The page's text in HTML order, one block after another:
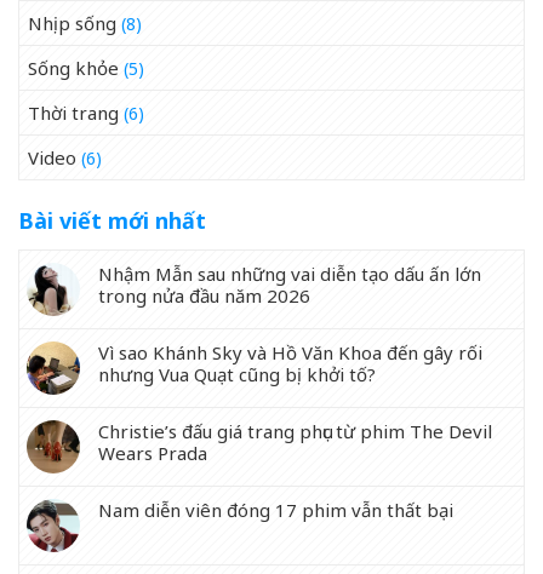
Nhịp sống (8)
Sống khỏe (5)
Thời trang (6)
Video (6)
Bài viết mới nhất
Nhậm Mẫn sau những vai diễn tạo dấu ấn lớn
trong nửa đầu năm 2026
Vì sao Khánh Sky và Hồ Văn Khoa đến gây rối
nhưng Vua Quạt cũng bị khởi tố?
Christie’s đấu giá trang phục từ phim The Devil
Wears Prada
Nam diễn viên đóng 17 phim vẫn thất bại